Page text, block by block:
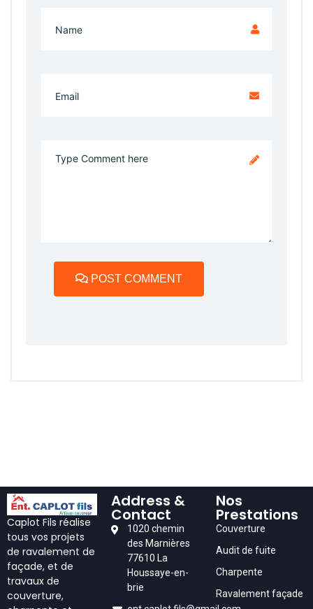
POST COMMENT
Caplot Fils réalise
tous vos projets
de ravalement de
façade, et de
travaux de
couverture,
Address &
Contact
1020 chemin
des Marnières
77610 La
Houssaye-en-
brie
Nos
Prestations
Couverture
Audit de fuite
Charpente
Ravalement façade